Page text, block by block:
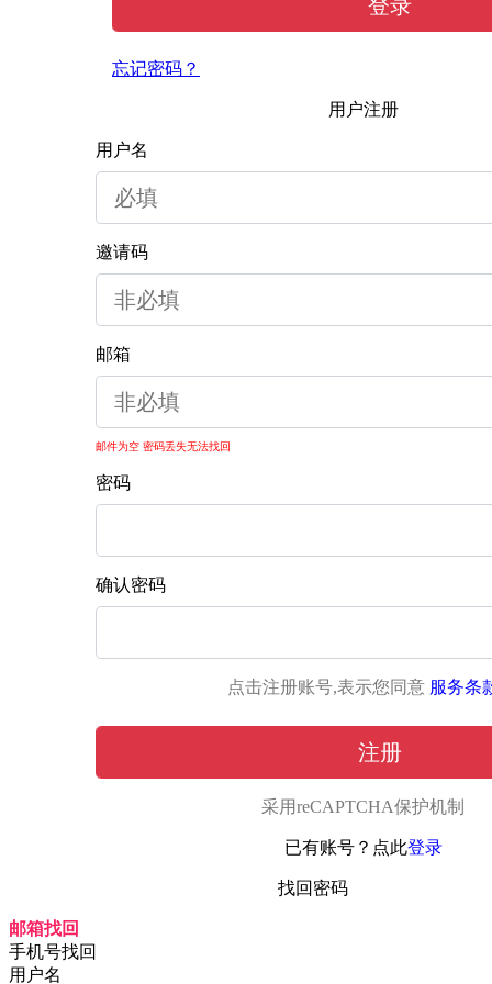
登录
忘记密码？
用户注册
用户名
邀请码
邮箱
邮件为空 密码丢失无法找回
密码
确认密码
点击注册账号,表示您同意 服务条
注册
采用reCAPTCHA保护机制
已有账号？点此登录
找回密码
邮箱找回
手机号找回
用户名